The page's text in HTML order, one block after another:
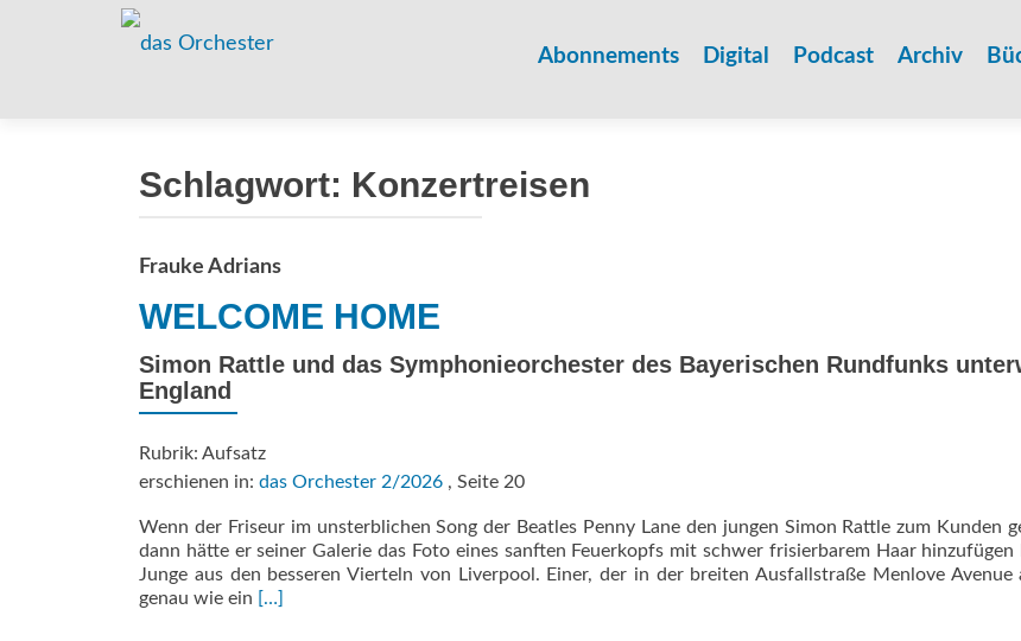
Abonnements Digital Podcast Archiv
Schlagwort: Konzertreisen
Frauke Adrians
WELCOME HOME
Simon Rattle und das Symphonieorchester des ­Bayerischen Rundfunks
England
Rubrik: Aufsatz
erschienen in: das Orchester 2/2026 , Seite 20
Wenn der Friseur im unsterblichen Song der Beatles Penny Lane den jungen Simon Rattle zum Kunden
dann hätte er seiner Galerie das Foto eines sanften Feuerkopfs mit schwer frisierbarem Haar hinzufügen
Junge aus den besseren Vierteln von Liverpool. Einer, der in der breiten Ausfallstraße Menlove Avenue
genau wie ein Read
[…]